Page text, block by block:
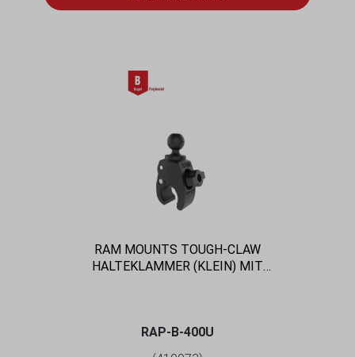
RAM MOUNTS TOUGH-CLAW
HALTEKLAMMER (KLEIN) MIT
RAP-B-400U